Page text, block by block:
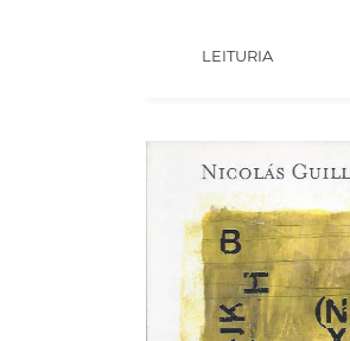
LEITURIA(CURRENT)